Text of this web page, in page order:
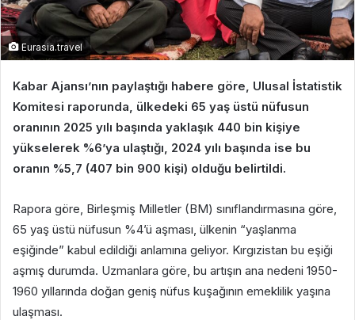
Eurasia.travel
Kabar Ajansı’nın paylaştığı habere göre, Ulusal İstatistik
Komitesi raporunda, ülkedeki 65 yaş üstü nüfusun
oranının 2025 yılı başında yaklaşık 440 bin kişiye
yükselerek %6’ya ulaştığı, 2024 yılı başında ise bu
oranın %5,7 (407 bin 900 kişi) olduğu belirtildi.
Rapora göre, Birleşmiş Milletler (BM) sınıflandırmasına göre,
65 yaş üstü nüfusun %4’ü aşması, ülkenin “yaşlanma
eşiğinde” kabul edildiği anlamına geliyor. Kırgızistan bu eşiği
aşmış durumda. Uzmanlara göre, bu artışın ana nedeni 1950-
1960 yıllarında doğan geniş nüfus kuşağının emeklilik yaşına
ulaşması.